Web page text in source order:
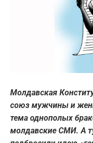
Молдавская
союз мужчины и
тема однополых
молдавские СМИ. А